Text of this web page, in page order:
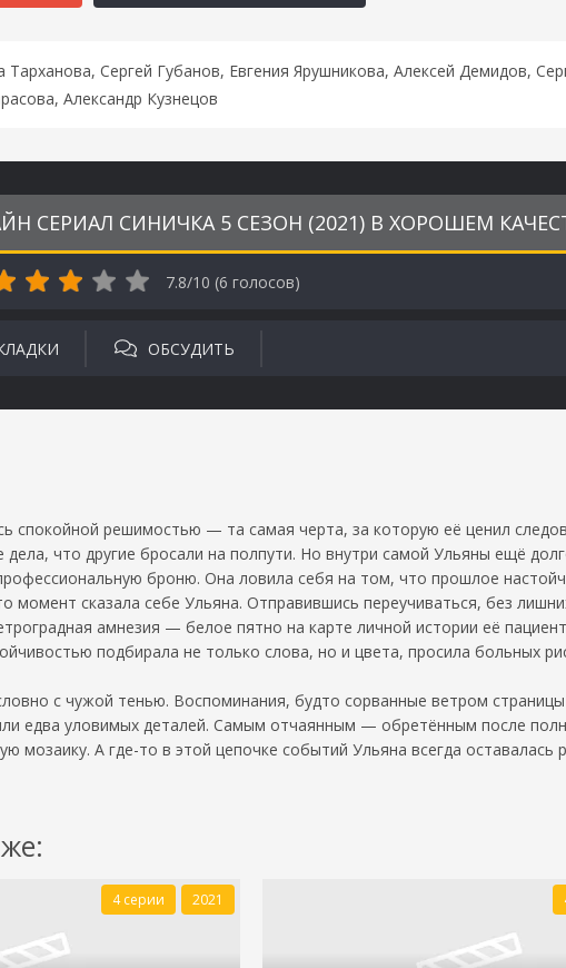
Тарханова, Сергей Губанов, Евгения Ярушникова, Алексей Демидов,
Александр Кузнецов
СЕРИАЛ СИНИЧКА 5 СЕЗОН (2021) В ХОРОШЕМ
7.8/10 (6 голосов)
ОБСУДИТЬ
спокойной решимостью — та самая черта, за которую её ценил
дела, что другие бросали на полпути. Но внутри самой Ульяны ещё
броню. Она ловила себя на том, что прошлое
момент сказала себе Ульяна. Отправившись переучиваться, без
амнезия — белое пятно на карте личной истории её
подбирала не только слова, но и цвета, просила больных
с чужой тенью. Воспоминания, будто сорванные ветром
едва уловимых деталей. Самым отчаянным — обретённым после
мозаику. А где-то в этой цепочке событий Ульяна всегда
4 серии 2021